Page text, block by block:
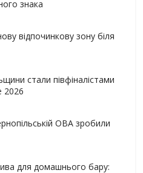
знака
відпочинкову зону біля
стали півфіналістами
2026
ОВА зробили
для домашнього бару: